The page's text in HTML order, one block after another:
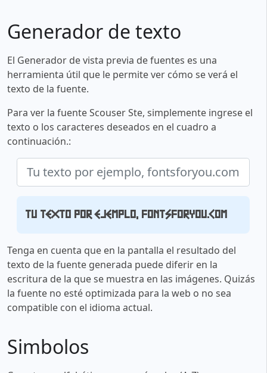
Generador de texto
El Generador de vista previa de fuentes es una
herramienta útil que le permite ver cómo se verá el
texto de la fuente.
Para ver la fuente Scouser Ste, simplemente ingrese el
texto o los caracteres deseados en el cuadro a
continuación.:
Tu texto por ejemplo, fontsforyou.com
Tenga en cuenta que en la pantalla el resultado del
texto de la fuente generada puede diferir en la
escritura de la que se muestra en las imágenes. Quizás
la fuente no esté optimizada para la web o no sea
compatible con el idioma actual.
Simbolos